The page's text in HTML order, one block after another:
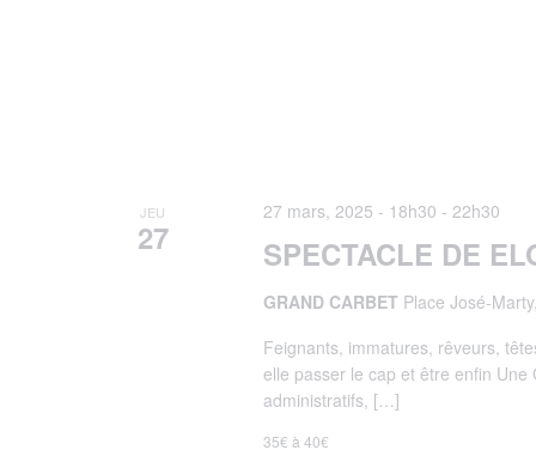
JEU
27 SPECTACLE DE
27 mars, 2025 - 18h30 - 22h30
GRAND CARBET Place José-
Feignants, immatures, rêveurs,
elle passer le cap et être enfin
administratifs, […]
35€ à 40€